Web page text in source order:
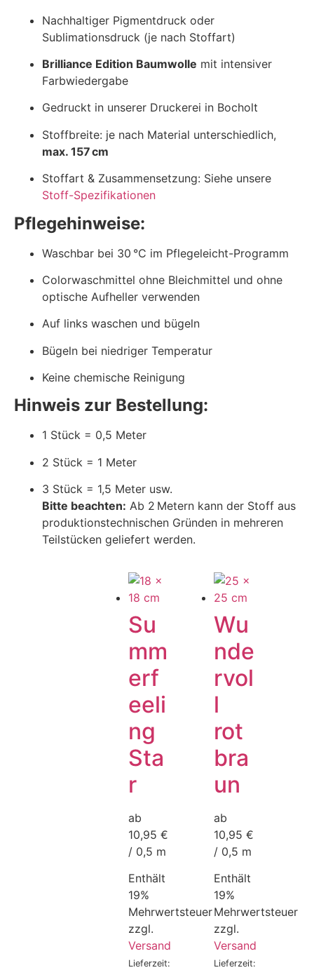
Nachhaltiger Pigmentdruck oder
Sublimationsdruck (je nach Stoffart)
Brilliance Edition Baumwolle mit intensiver
Farbwiedergabe
Gedruckt in unserer Druckerei in Bocholt
Stoffbreite: je nach Material unterschiedlich,
max. 157 cm
Stoffart & Zusammensetzung: Siehe unsere
Stoff-Spezifikationen
Pflegehinweise:
Waschbar bei 30 °C im Pflegeleicht-Programm
Colorwaschmittel ohne Bleichmittel und ohne
optische Aufheller verwenden
Auf links waschen und bügeln
Bügeln bei niedriger Temperatur
Keine chemische Reinigung
Hinweis zur Bestellung:
1 Stück = 0,5 Meter
2 Stück = 1 Meter
3 Stück = 1,5 Meter usw.
Bitte beachten: Ab 2 Metern kann der Stoff aus
produktionstechnischen Gründen in mehreren
Teilstücken geliefert werden.
Su
mm
erf
eeli
ng
Sta
r
ab
10,95 €
/ 0,5 m
Enthält
19%
Mehrwertsteuer
zzgl.
Versand
Lieferzeit:
Wu
nde
rvol
l
rot
bra
un
ab
10,95 €
/ 0,5 m
Enthält
19%
Mehrwertsteuer
zzgl.
Versand
Lieferzeit: